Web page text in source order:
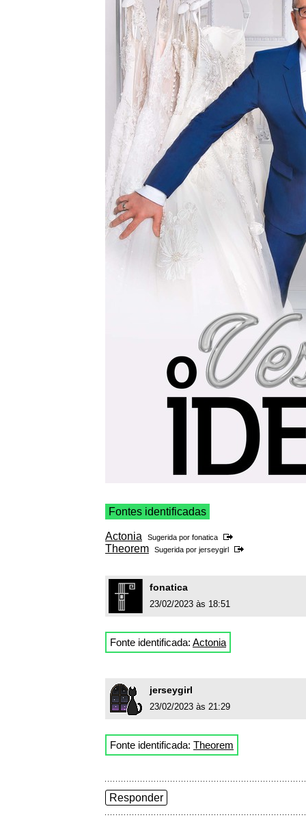
Fontes identificadas
Actonia Sugerida por fonatica
Theorem Sugerida por jerseygirl
fonatica
23/02/2023 às 18:51
Fonte identificada: Actonia
jerseygirl
23/02/2023 às 21:29
Fonte identificada: Theorem
Responder